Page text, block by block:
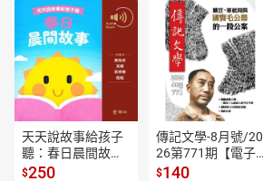
天天說故事給孩子
聽：春日晨間故事
【有聲書】
$250
傳記文學-8月號/20
26第771期【電子
書】
$140